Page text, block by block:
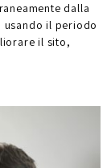
dalla
il periodo
il sito,